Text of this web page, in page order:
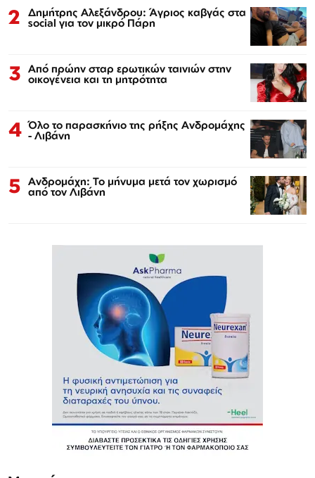
2 Δημήτρης Αλεξάνδρου: Άγριος καβγάς στα
social για τον μικρό Πάρη
3 Από πρώην σταρ ερωτικών ταινιών στην
οικογένεια και τη μητρότητα
4 Όλο το παρασκήνιο της ρήξης Ανδρομάχης
- Λιβάνη
5 Ανδρομάχη: Το μήνυμα μετά τον χωρισμό
από τον Λιβάνη